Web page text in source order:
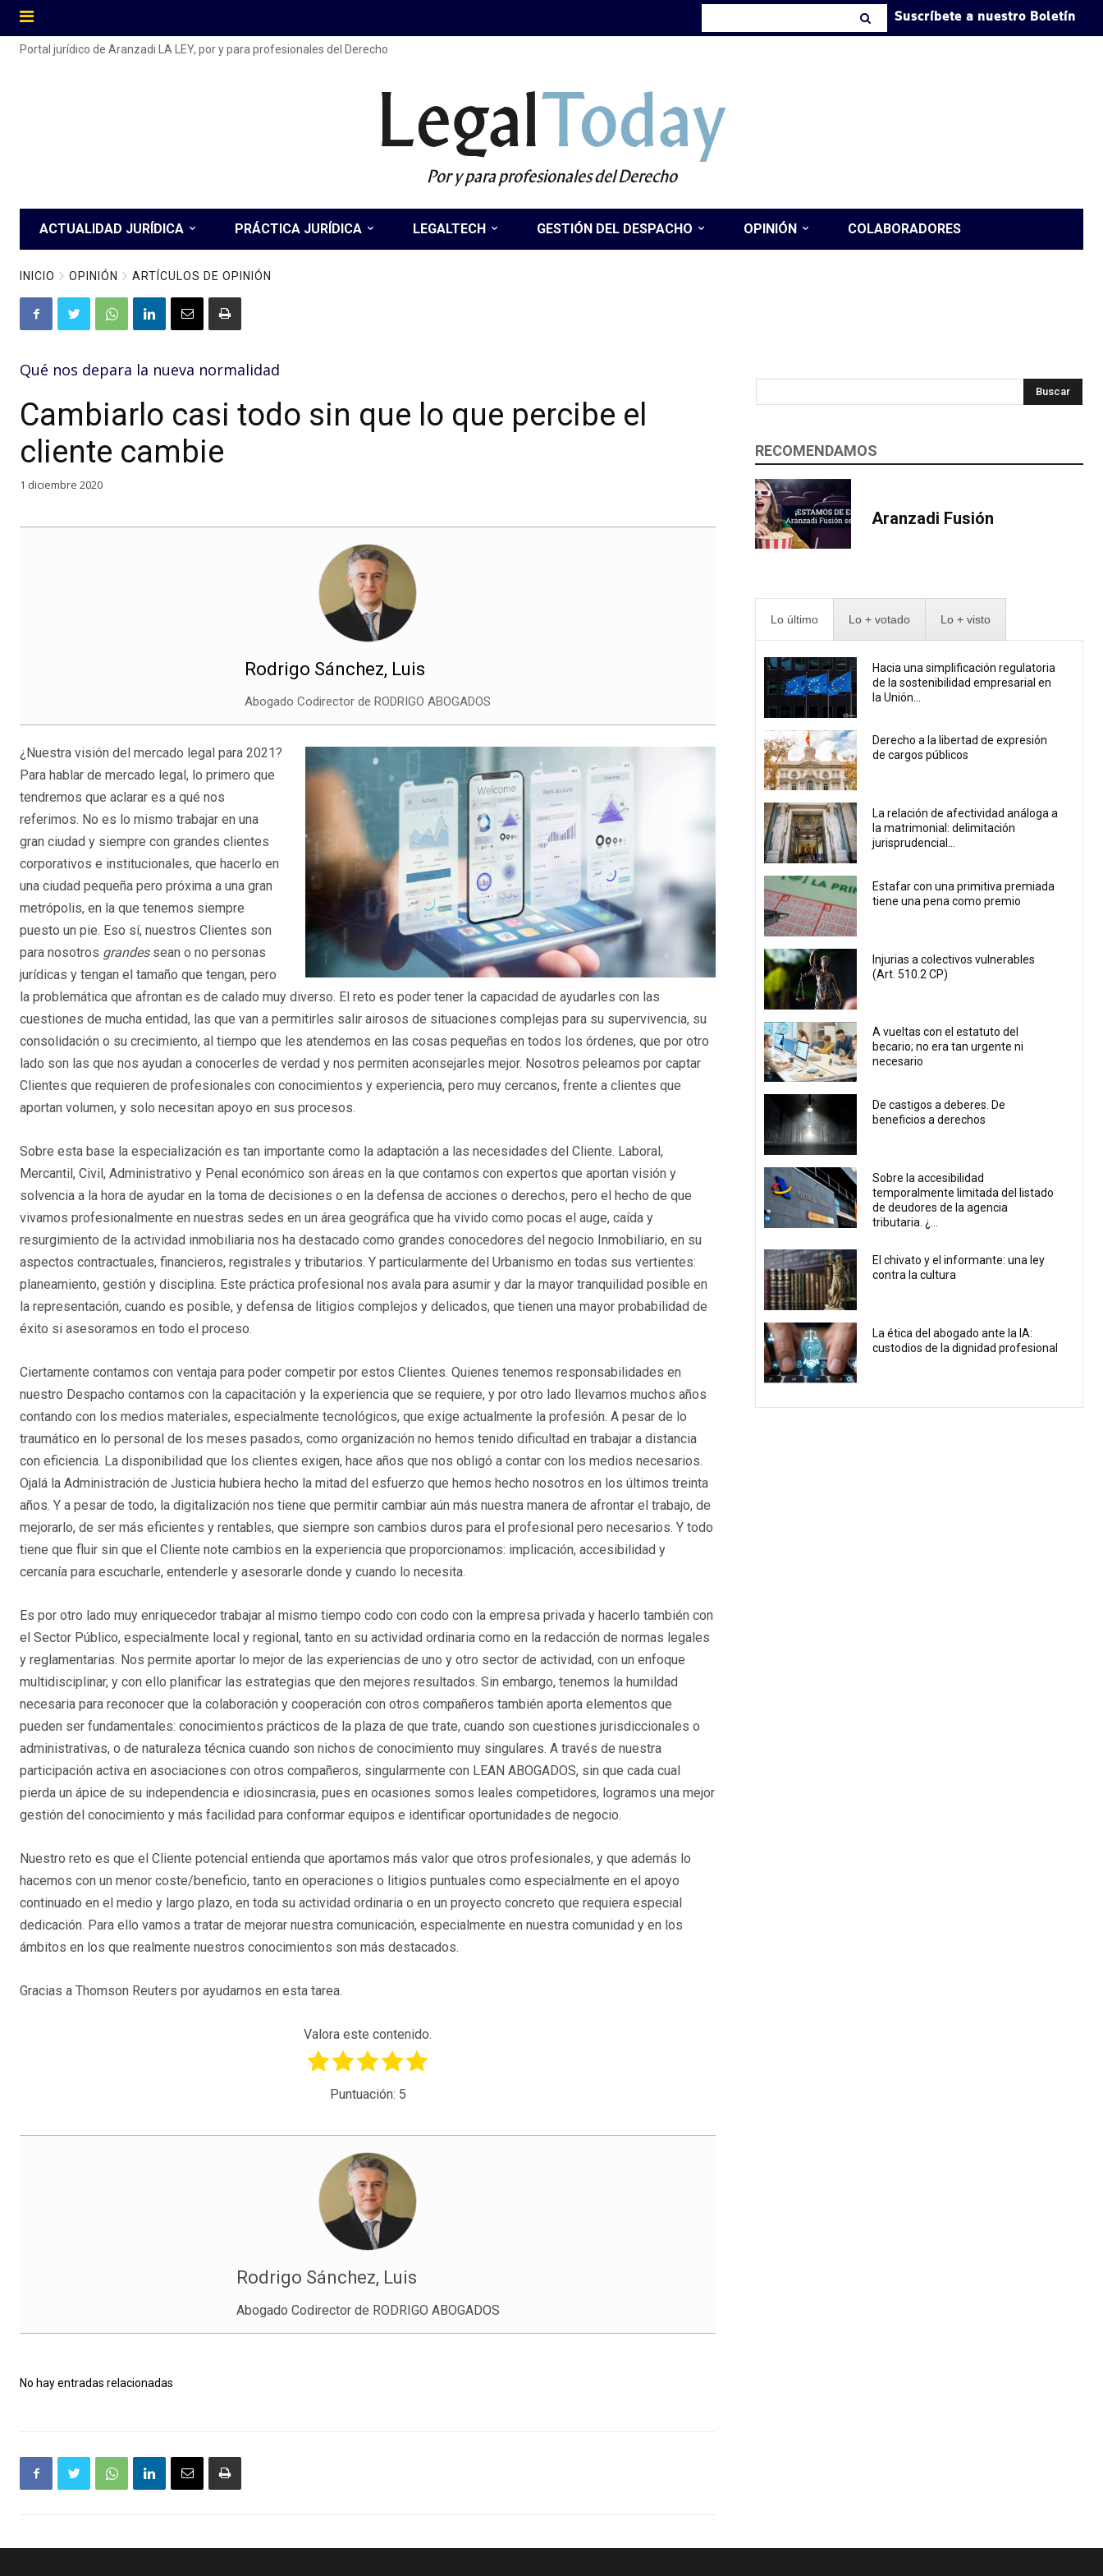
Suscríbete a nuestro Boletín
Portal jurídico de Aranzadi LA LEY, por y para profesionales del Derecho
LegalToday
Por y para profesionales del Derecho
ACTUALIDAD JURÍDICA PRÁCTICA JURÍDICA LEGALTECH GESTIÓN DEL DESPACHO OPINIÓN COLABORADORES
INICIO OPINIÓN ARTÍCULOS DE OPINIÓN
Qué nos depara la nueva normalidad
Cambiarlo casi todo sin que lo que percibe el
cliente cambie
1 diciembre 2020
Rodrigo Sánchez, Luis
Abogado Codirector de RODRIGO ABOGADOS
¿Nuestra visión del mercado legal para 2021?
Para hablar de mercado legal, lo primero que
tendremos que aclarar es a qué nos
referimos. No es lo mismo trabajar en una
gran ciudad y siempre con grandes clientes
corporativos e institucionales, que hacerlo en
una ciudad pequeña pero próxima a una gran
metrópolis, en la que tenemos siempre
puesto un pie. Eso sí, nuestros Clientes son
para nosotros grandessean o no personas
jurídicas y tengan el tamaño que tengan, pero
la problemática que afrontan es de calado muy diverso. El reto es poder tener la capacidad de ayudarles con las
cuestiones de mucha entidad, las que van a permitirles salir airosos de situaciones complejas para su supervivencia, su
consolidación o su crecimiento, al tiempo que les atendemos en las cosas pequeñas en todos los órdenes, que por otro
lado son las que nos ayudan a conocerles de verdad y nos permiten aconsejarles mejor. Nosotros peleamos por captar
Clientes que requieren de profesionales con conocimientos y experiencia, pero muy cercanos, frente a clientes que
aportan volumen, y solo necesitan apoyo en sus procesos.
Sobre esta base la especialización es tan importante como la adaptación a las necesidades del Cliente. Laboral,
Mercantil, Civil, Administrativo y Penal económico son áreas en la que contamos con expertos que aportan visión y
solvencia a la hora de ayudar en la toma de decisiones o en la defensa de acciones o derechos, pero el hecho de que
vivamos profesionalmente en nuestras sedes en un área geográfica que ha vivido como pocas el auge, caída y
resurgimiento de la actividad inmobiliaria nos ha destacado como grandes conocedores del negocio Inmobiliario, en su
aspectos contractuales, financieros, registrales y tributarios. Y particularmente del Urbanismo en todas sus vertientes:
planeamiento, gestión y disciplina. Este práctica profesional nos avala para asumir y dar la mayor tranquilidad posible en
la representación, cuando es posible, y defensa de litigios complejos y delicados, que tienen una mayor probabilidad de
éxito si asesoramos en todo el proceso.
Ciertamente contamos con ventaja para poder competir por estos Clientes. Quienes tenemos responsabilidades en
nuestro Despacho contamos con la capacitación y la experiencia que se requiere, y por otro lado llevamos muchos años
contando con los medios materiales, especialmente tecnológicos, que exige actualmente la profesión. A pesar de lo
traumático en lo personal de los meses pasados, como organización no hemos tenido dificultad en trabajar a distancia
con eficiencia. La disponibilidad que los clientes exigen, hace años que nos obligó a contar con los medios necesarios.
Ojalá la Administración de Justicia hubiera hecho la mitad del esfuerzo que hemos hecho nosotros en los últimos treinta
años. Y a pesar de todo, la digitalización nos tiene que permitir cambiar aún más nuestra manera de afrontar el trabajo, de
mejorarlo, de ser más eficientes y rentables, que siempre son cambios duros para el profesional pero necesarios. Y todo
tiene que fluir sin que el Cliente note cambios en la experiencia que proporcionamos: implicación, accesibilidad y
cercanía para escucharle, entenderle y asesorarle donde y cuando lo necesita.
Es por otro lado muy enriquecedor trabajar al mismo tiempo codo con codo con la empresa privada y hacerlo también con
el Sector Público, especialmente local y regional, tanto en su actividad ordinaria como en la redacción de normas legales
y reglamentarias. Nos permite aportar lo mejor de las experiencias de uno y otro sector de actividad, con un enfoque
multidisciplinar, y con ello planificar las estrategias que den mejores resultados. Sin embargo, tenemos la humildad
necesaria para reconocer que la colaboración y cooperación con otros compañeros también aporta elementos que
pueden ser fundamentales: conocimientos prácticos de la plaza de que trate, cuando son cuestiones jurisdiccionales o
administrativas, o de naturaleza técnica cuando son nichos de conocimiento muy singulares. A través de nuestra
participación activa en asociaciones con otros compañeros, singularmente con LEAN ABOGADOS, sin que cada cual
pierda un ápice de su independencia e idiosincrasia, pues en ocasiones somos leales competidores, logramos una mejor
gestión del conocimiento y más facilidad para conformar equipos e identificar oportunidades de negocio.
Nuestro reto es que el Cliente potencial entienda que aportamos más valor que otros profesionales, y que además lo
hacemos con un menor coste/beneficio, tanto en operaciones o litigios puntuales como especialmente en el apoyo
continuado en el medio y largo plazo, en toda su actividad ordinaria o en un proyecto concreto que requiera especial
dedicación. Para ello vamos a tratar de mejorar nuestra comunicación, especialmente en nuestra comunidad y en los
ámbitos en los que realmente nuestros conocimientos son más destacados.
Gracias a Thomson Reuters por ayudarnos en esta tarea.
Valora este contenido.
Puntuación: 5
Rodrigo Sánchez, Luis
Abogado Codirector de RODRIGO ABOGADOS
No hay entradas relacionadas
Buscar
RECOMENDAMOS
Aranzadi Fusión
Lo último Lo + votado Lo + visto
Hacia una simplificación regulatoria
de la sostenibilidad empresarial en
la Unión...
Derecho a la libertad de expresión
de cargos públicos
La relación de afectividad análoga a
la matrimonial: delimitación
jurisprudencial...
Estafar con una primitiva premiada
tiene una pena como premio
Injurias a colectivos vulnerables
(Art. 510.2 CP)
A vueltas con el estatuto del
becario; no era tan urgente ni
necesario
De castigos a deberes. De
beneficios a derechos
Sobre la accesibilidad
temporalmente limitada del listado
de deudores de la agencia
tributaria. ¿...
El chivato y el informante: una ley
contra la cultura
La ética del abogado ante la IA:
custodios de la dignidad profesional